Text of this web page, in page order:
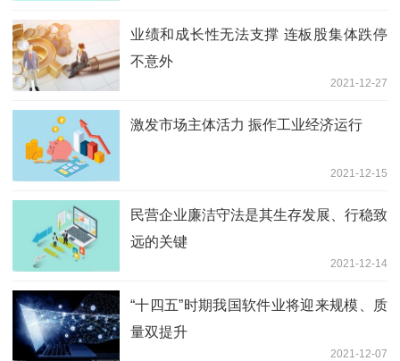
业绩和成长性无法支撑 连板股集体跌停
不意外
2021-12-27
激发市场主体活力 振作工业经济运行
2021-12-15
民营企业廉洁守法是其生存发展、行稳致
远的关键
2021-12-14
“十四五”时期我国软件业将迎来规模、质
量双提升
2021-12-07